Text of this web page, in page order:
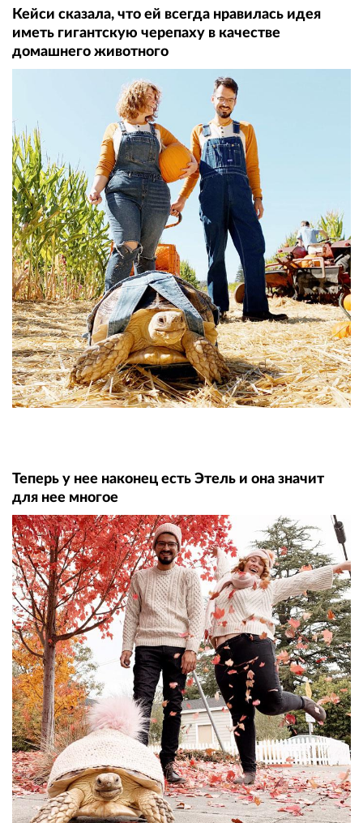
Кейси сказала, что ей всегда нравилась идея
иметь гигантскую черепаху в качестве
домашнего животного
Теперь у нее наконец есть Этель и она значит
для нее многое